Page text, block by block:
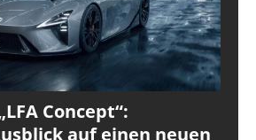
Concept“:
auf einen neuen